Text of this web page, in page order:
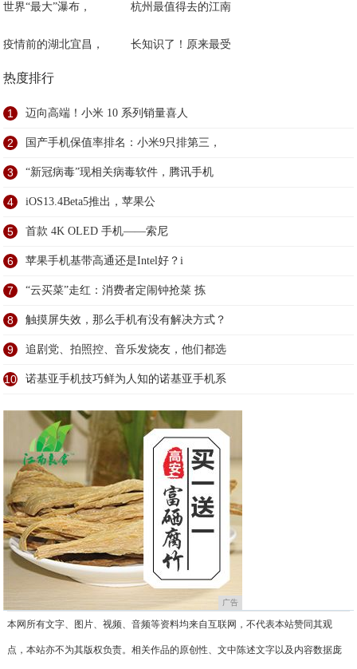
世界“最大”瀑布， 杭州最值得去的江南
疫情前的湖北宜昌， 长知识了！原来最受
热度排行
1 迈向高端！小米 10 系列销量喜人
2 国产手机保值率排名：小米9只排第三，
3 “新冠病毒”现相关病毒软件，腾讯手机
4 iOS13.4Beta5推出，苹果公
5 首款 4K OLED 手机——索尼
6 苹果手机基带高通还是Intel好？i
7 “云买菜”走红：消费者定闹钟抢菜 拣
8 触摸屏失效，那么手机有没有解决方式？
9 追剧党、拍照控、音乐发烧友，他们都选
10 诺基亚手机技巧鲜为人知的诺基亚手机系
广告
本网所有文字、图片、视频、音频等资料均来自互联网，不代表本站赞同其观
点，本站亦不为其版权负责。相关作品的原创性、文中陈述文字以及内容数据庞